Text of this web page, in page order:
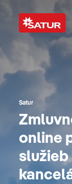
Satur
online